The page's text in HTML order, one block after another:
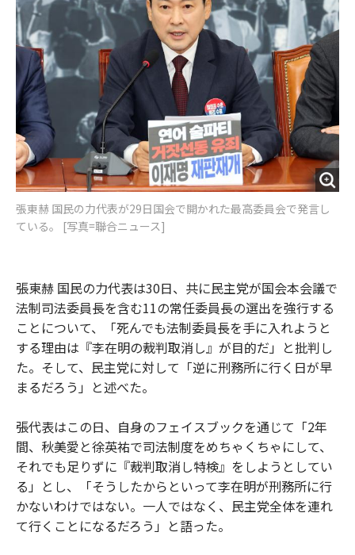
張東赫 国民の力代表が29日国会で開かれた最高委員会で発言し
ている。 [写真=聯合ニュース]
張東赫 国民の力代表は30日、共に民主党が国会本会議で
法制司法委員長を含む11の常任委員長の選出を強行する
ことについて、「死んでも法制委員長を手に入れようと
する理由は『李在明の裁判取消し』が目的だ」と批判し
た。そして、民主党に対して「逆に刑務所に行く日が早
まるだろう」と述べた。
張代表はこの日、自身のフェイスブックを通じて「2年
間、秋美愛と徐英祐で司法制度をめちゃくちゃにして、
それでも足りずに『裁判取消し特検』をしようとしてい
る」とし、「そうしたからといって李在明が刑務所に行
かないわけではない。一人ではなく、民主党全体を連れ
て行くことになるだろう」と語った。